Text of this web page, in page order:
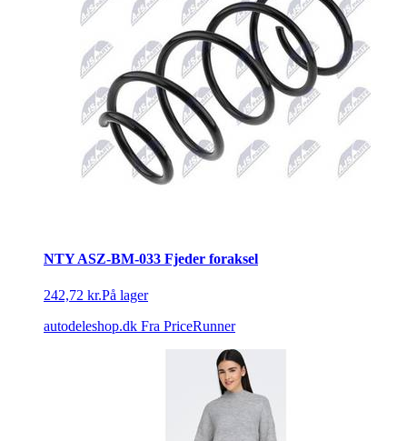
NTY ASZ-BM-033 Fjeder foraksel
242,72 kr.På lager
autodeleshop.dk Fra PriceRunner